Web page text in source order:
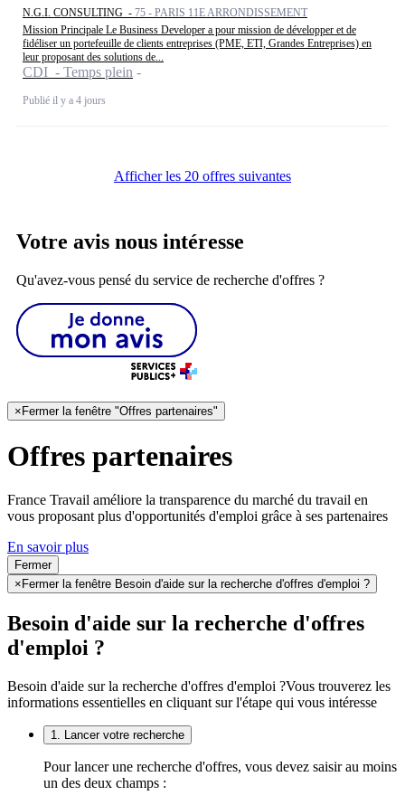
N.G.I. CONSULTING - 75 - PARIS 11E ARRONDISSEMENT
Mission Principale Le Business Developer a pour mission de développer et de
fidéliser un portefeuille de clients entreprises (PME, ETI, Grandes Entreprises) en
leur proposant des solutions de...
CDI - Temps plein
Publié il y a 4 jours
Afficher les 20 offres suivantes
Votre avis nous intéresse
Qu'avez-vous pensé du service de recherche d'offres ?
×Fermer la fenêtre "Offres partenaires"
Offres partenaires
France Travail améliore la transparence du marché du travail en
vous proposant plus d'opportunités d'emploi grâce à ses partenaires
En savoir plus
Fermer
× Fermer la fenêtre Besoin d'aide sur la recherche d'offres d'emploi ?
Besoin d'aide sur la recherche d'offres
d'emploi ?
Besoin d'aide sur la recherche d'offres d'emploi ?Vous trouverez les
informations essentielles en cliquant sur l'étape qui vous intéresse
1. Lancer votre recherche
Pour lancer une recherche d'offres, vous devez saisir au moins
un des deux champs :